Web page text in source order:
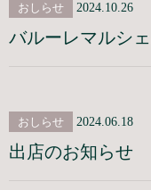
おしらせ 2024.10.26
バルーレマルシ
おしらせ 2024.06.18
出店のお知らせ